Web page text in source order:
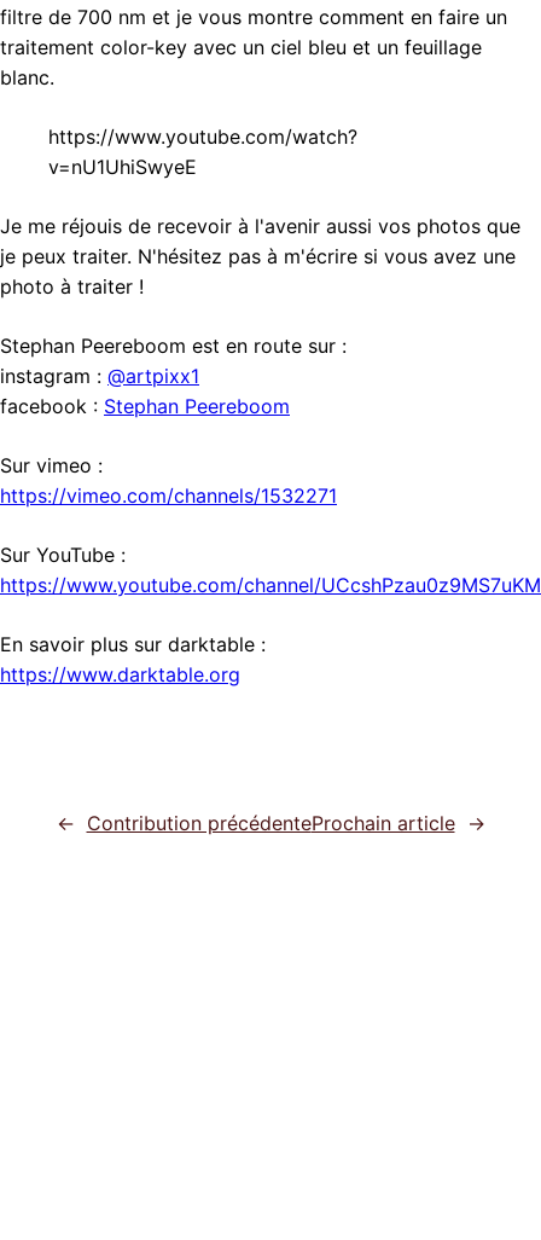
filtre de 700 nm et je vous montre comment en faire un
traitement color-key avec un ciel bleu et un feuillage
blanc.
https://www.youtube.com/watch?
v=nU1UhiSwyeE
Je me réjouis de recevoir à l'avenir aussi vos photos que
je peux traiter. N'hésitez pas à m'écrire si vous avez une
photo à traiter !
Stephan Peereboom est en route sur :
instagram : @artpixx1
facebook : Stephan Peereboom
Sur vimeo :
https://vimeo.com/channels/1532271
Sur YouTube :
https://www.youtube.com/channel/
En savoir plus sur darktable :
https://www.darktable.org
← Contribution précédenteProchain article →